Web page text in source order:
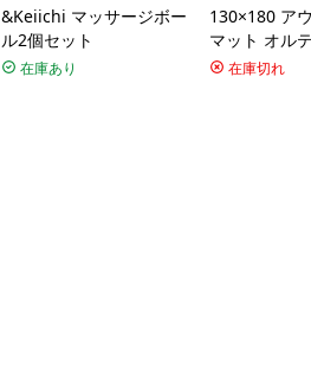
&Keiichi マッサージボー
ル2個セット
在庫あり
130×180 ア
マット オル
リア アメリ
在庫切れ